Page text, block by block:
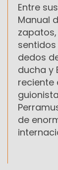
Entre
Manual
sentidos
dedos
ducha y
reciente
de